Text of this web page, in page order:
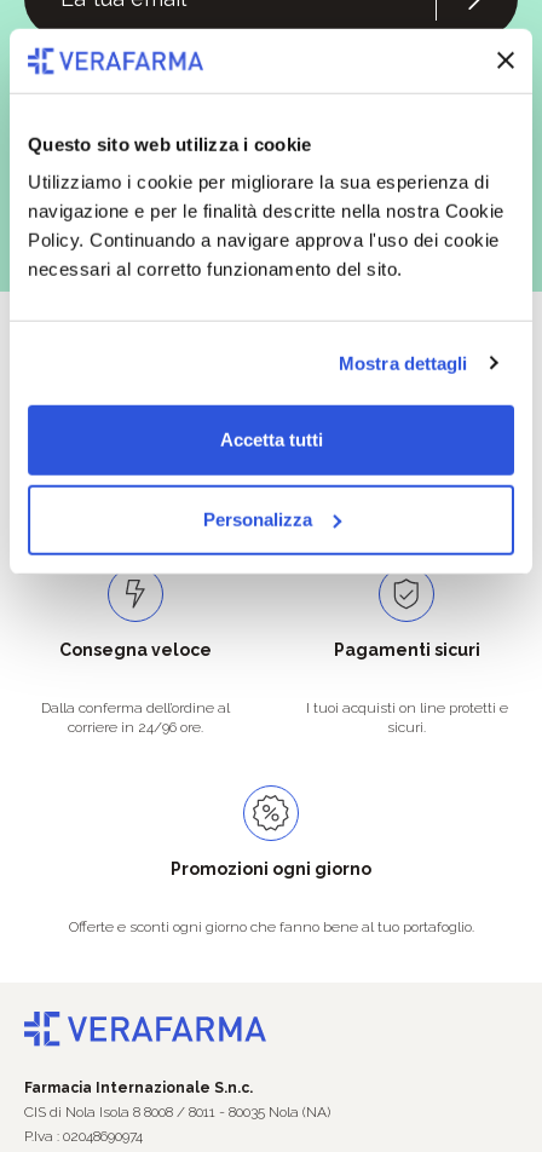
Questo sito web utilizza i cookie
Utilizziamo i cookie per migliorare la sua esperienza di
navigazione e per le finalità descritte nella nostra Cookie
Policy. Continuando a navigare approva l'uso dei cookie
necessari al corretto funzionamento del sito.
Mostra dettagli
Accetta tutti
Personalizza
In qualità di interessato, avendo letto l’informativa
redatta ai sensi del Regolamento EU 2016/679, acconsento
con inviti e comunicazioni commerciali - e modalità tradizionali, quali ad
Oltre 50.000 prodotti
Catalogo prodotti ampio e completo
per soddisfare tutte le esigenze.
Spedizione gratuita
Con un acquisto minimo di 29.90 €
la spedizione la regaliamo noi.
Consegna veloce
Dalla conferma dell’ordine al
corriere in 24/96 ore.
Pagamenti sicuri
I tuoi acquisti on line protetti e
sicuri.
Promozioni ogni giorno
Offerte e sconti ogni giorno che fanno bene al tuo portafoglio.
Farmacia Internazionale S.n.c.
CIS di Nola Isola 8 8008 / 8011 - 80035 Nola (NA)
P.Iva : 02048690974